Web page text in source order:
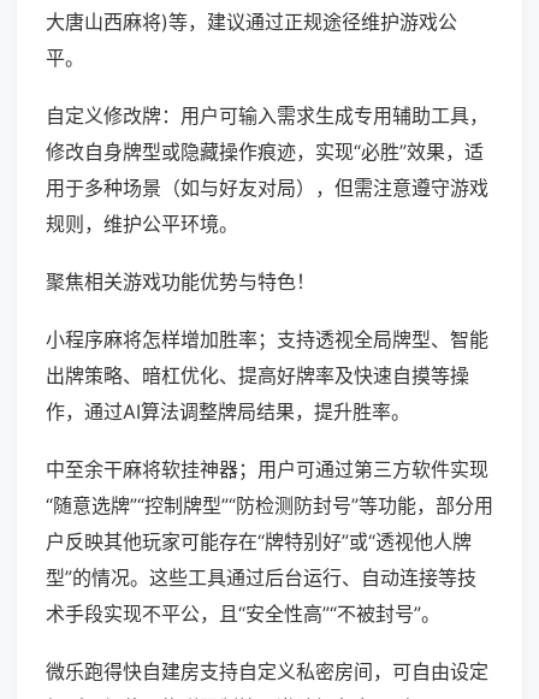
大唐山西麻将)等，建议通过正规途径维护游戏公
平。
自定义修改牌：用户可输入需求生成专用辅助工具，
修改自身牌型或隐藏操作痕迹，实现“必胜”效果，适
用于多种场景（如与好友对局），但需注意遵守游戏
规则，维护公平环境。
聚焦相关游戏功能优势与特色！
小程序麻将怎样增加胜率；支持透视全局牌型、智能
出牌策略、暗杠优化、提高好牌率及快速自摸等操
作，通过AI算法调整牌局结果，提升胜率。
中至余干麻将软挂神器；用户可通过第三方软件实现
“随意选牌”“控制牌型”“防检测防封号”等功能，部分用
户反映其他玩家可能存在“牌特别好”或“透视他人牌
型”的情况。这些工具通过后台运行、自动连接等技
术手段实现不平公，且“安全性高”“不被封号”。
微乐跑得快自建房支持自定义私密房间，可自由设定